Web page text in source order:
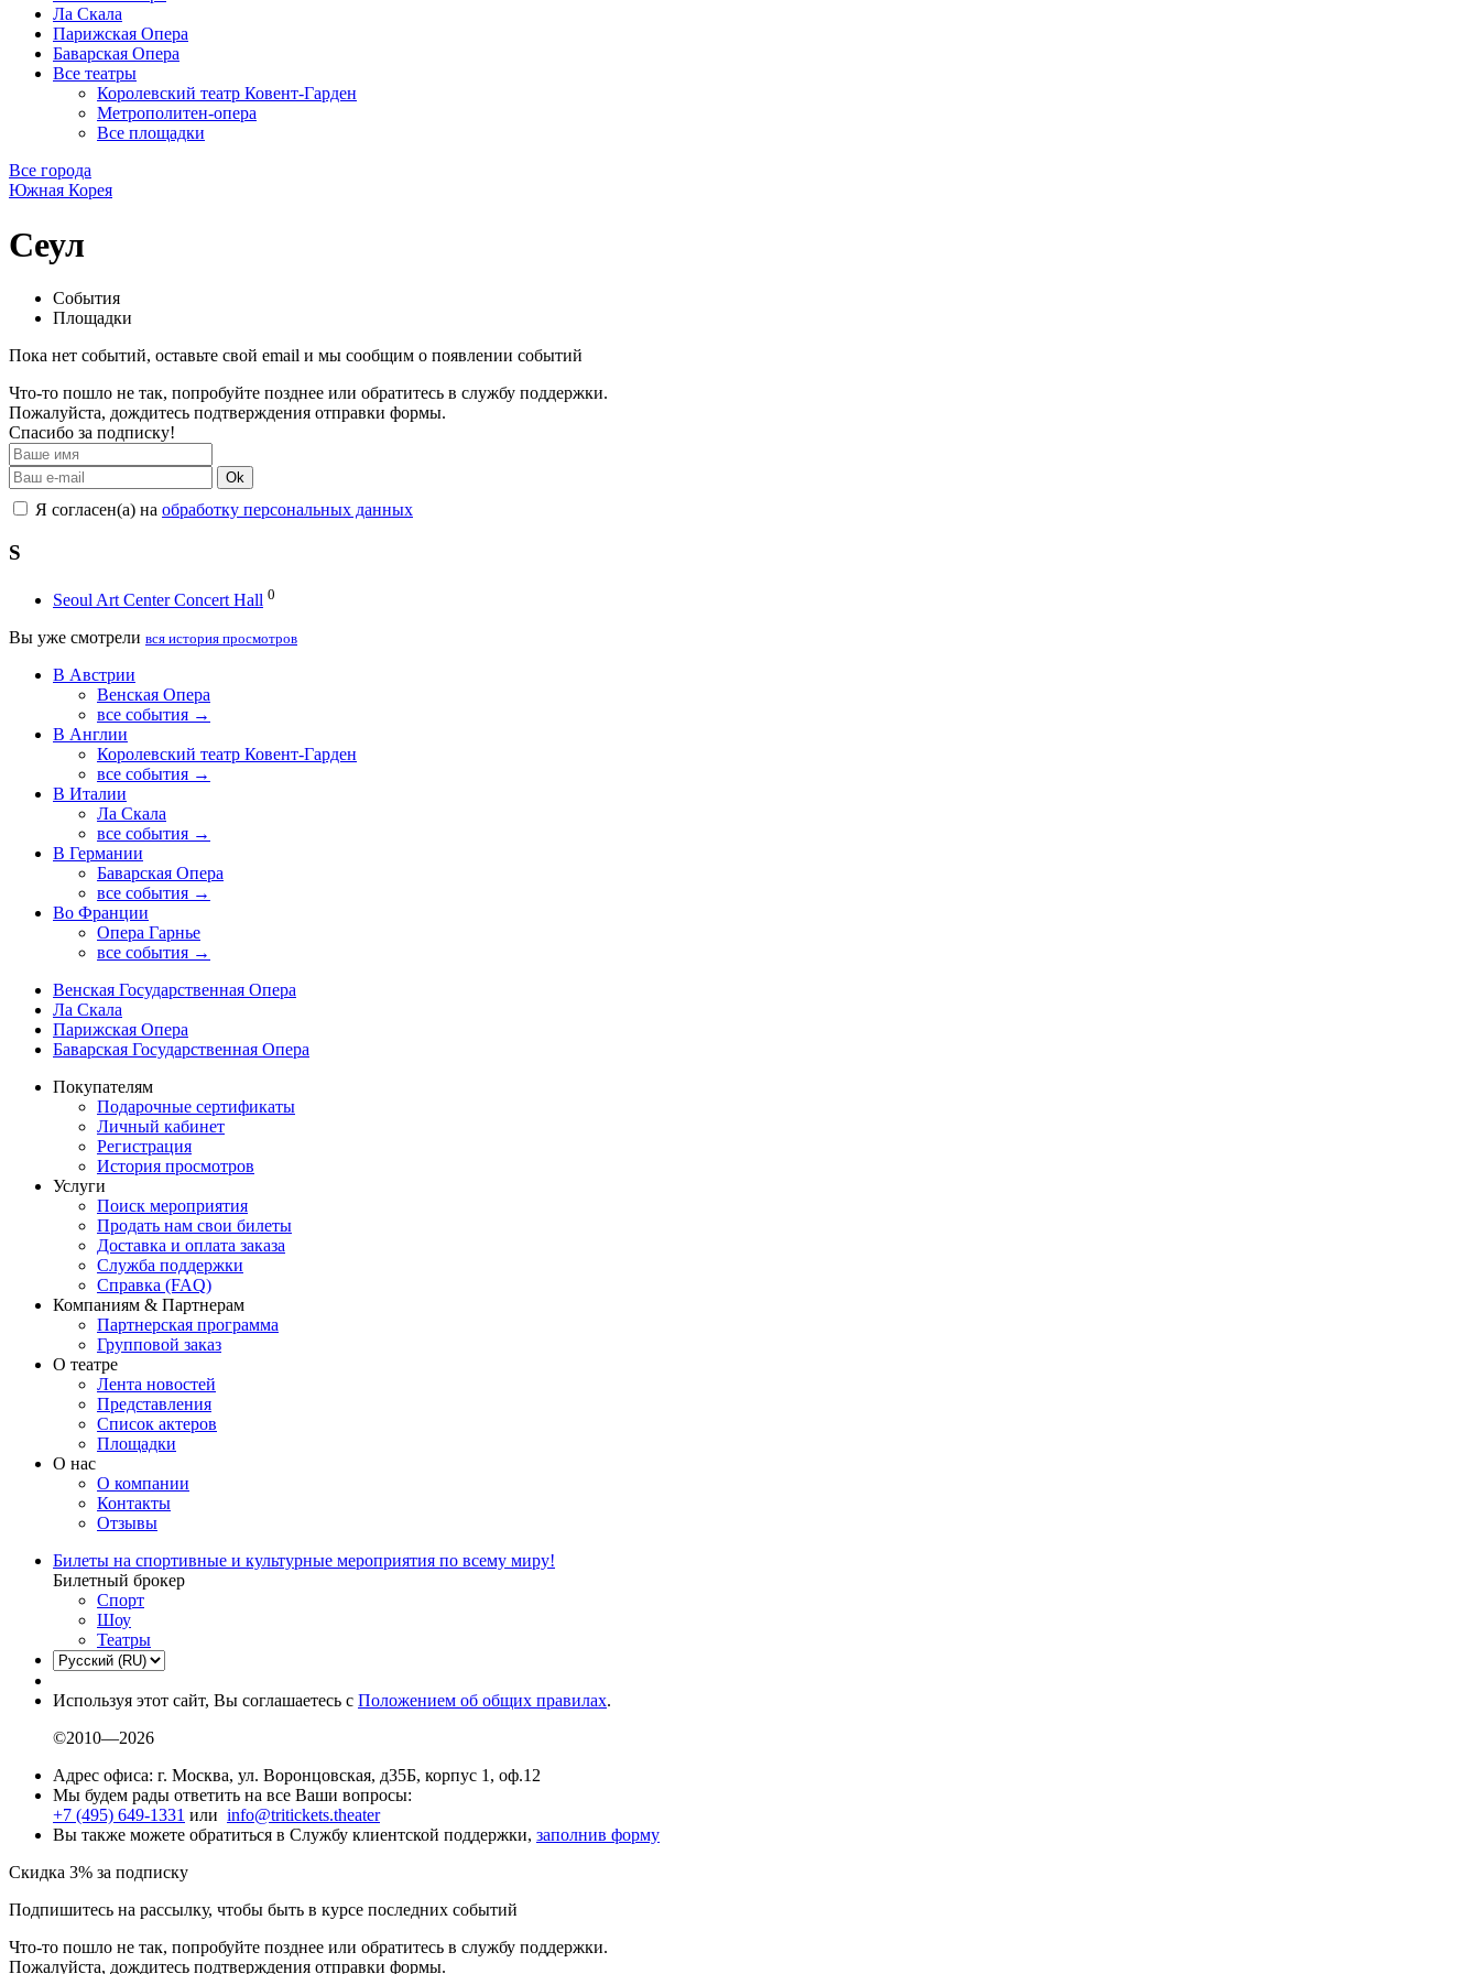
Ла Скала
Парижская Опера
Баварская Опера
Все театры
Королевский театр Ковент-Гарден
Метрополитен-опера
Все площадки
Все города
Южная Корея
Сеул
События
Площадки
Пока нет событий, оставьте свой email и мы сообщим о появлении событий
Что-то пошло не так, попробуйте позднее или обратитесь в службу поддержки.
Пожалуйста, дождитесь подтверждения отправки формы.
Спасибо за подписку!
Ok
Я согласен(а) на обработку персональных данных
S
Seoul Art Center Concert Hall 0
Вы уже смотрели вся история просмотров
В Австрии
Венская Опера
все события →
В Англии
Королевский театр Ковент-Гарден
все события →
В Италии
Ла Скала
все события →
В Германии
Баварская Опера
все события →
Во Франции
Опера Гарнье
все события →
Венская Государственная Опера
Ла Скала
Парижская Опера
Баварская Государственная Опера
Покупателям
Подарочные сертификаты
Личный кабинет
Регистрация
История просмотров
Услуги
Поиск мероприятия
Продать нам свои билеты
Доставка и оплата заказа
Служба поддержки
Справка (FAQ)
Компаниям & Партнерам
Партнерская программа
Групповой заказ
О театре
Лента новостей
Представления
Список актеров
Площадки
О нас
О компании
Контакты
Отзывы
Билеты на спортивные и культурные мероприятия по всему миру!
Билетный брокер
Спорт
Шоу
Театры
Используя этот сайт, Вы соглашаетесь с Положением об общих правилах.
©2010—2026
Адрес офиса: г. Москва, ул. Воронцовская, д35Б, корпус 1, оф.12
Мы будем рады ответить на все Ваши вопросы:
+7 (495) 649-1331 или info@tritickets.theater
Вы также можете обратиться в Службу клиентской поддержки, заполнив форму
Скидка 3% за подписку
Подпишитесь на рассылку, чтобы быть в курсе последних событий
Что-то пошло не так, попробуйте позднее или обратитесь в службу поддержки.
Пожалуйста, дождитесь подтверждения отправки формы.